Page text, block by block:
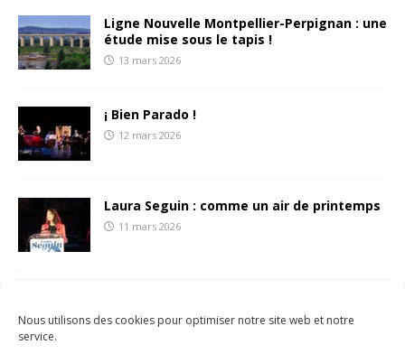
Nous utilisons des cookies pour optimiser notre site web et notre
service.
Ligne Nouvelle Montpellier-Perpignan : une
étude mise sous le tapis !
13 mars 2026
¡ Bien Parado !
12 mars 2026
Laura Seguin : comme un air de printemps
11 mars 2026
sétois.es